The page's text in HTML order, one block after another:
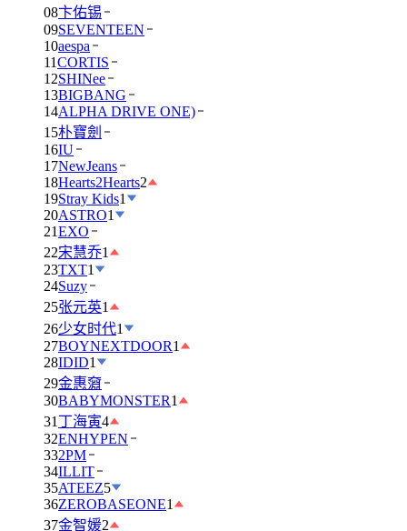
08卞佑锡
09SEVENTEEN
10aespa
11CORTIS
12SHINee
13BIGBANG
14ALPHA DRIVE ONE)
15朴寶劍
16IU
17NewJeans
18Hearts2Hearts2
19Stray Kids1
20ASTRO1
21EXO
22宋慧乔1
23TXT1
24Suzy
25张元英1
26少女时代1
27BOYNEXTDOOR1
28IDID1
29金惠奫
30BABYMONSTER1
31 丁海寅4
32ENHYPEN
332PM
34ILLIT
35ATEEZ5
36ZEROBASEONE1
37金智媛2